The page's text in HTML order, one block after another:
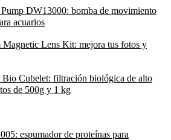
DW13000: bomba de movimiento
acuarios
Lens Kit: mejora tus fotos y
Bio Cubelet: filtración biológica de alto
de 500g y 1 kg
espumador de proteínas para